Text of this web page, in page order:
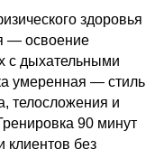
здоровья
— освоение
с дыхательными
умеренная — стиль
телосложения и
90 минут
клиентов без